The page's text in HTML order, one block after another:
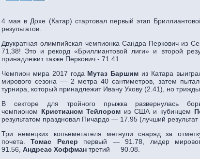
4 мая в Дохе (Катар) стартовал первый этап
результатов.
Двукратная олимпийская чемпионка Сандра Перкович из
71,38! Это и рекорд «Бриллиантовой лиги» и второй
принадлежит также Перкович - 71.41.
Чемпион мира 2017 года Мутаз Баршим из Катара
мирового сезона — 2 метра 40 сантиметров, затем
турнира, который принадлежит Ивану Ухову (2.41), но
В секторе для тройного прыжка развернулась
чемпионом Кристианом Тейлором из США и кубинцем
результатом праздновал Пичардо — 17.95 (лучший
Три немецких копьеметателя метнули снаряд за
почета.Томас Релер первый — 91.78, лидер
91.56, Андреас Хоффман третий — 90.08.